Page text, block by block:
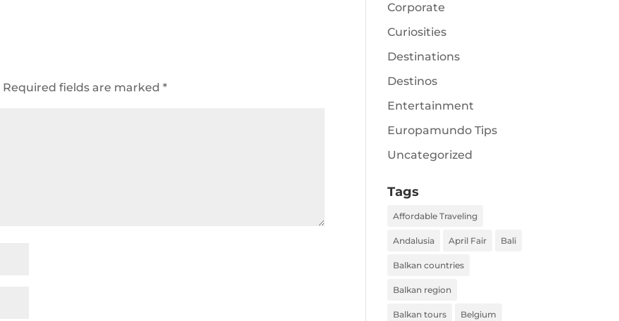
Required fields are marked*
Corporate
Curiosities
Destinations
Destinos
Entertainment
Europamundo Tips
Uncategorized
Tags
Affordable Traveling
Andalusia April Fair Bali
Balkan countries
Balkan region
Balkan tours Belgium